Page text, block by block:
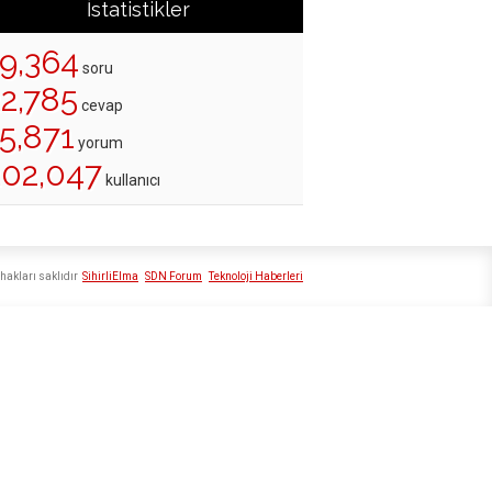
İstatistikler
soru
cevap
yorum
kullanıcı
SihirliElma SDN Forum Teknoloji Haberleri
saklıdır